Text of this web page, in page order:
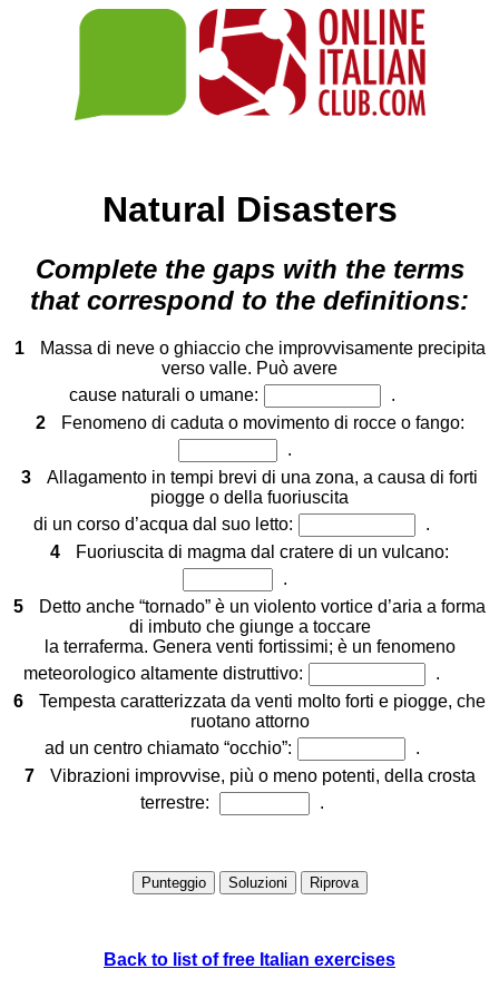
Natural Disasters
Complete the gaps with the terms
that correspond to the definitions:
1
Massa di neve o ghiaccio che improvvisamente precipita
verso valle. Può avere
cause naturali o umane:
.
2
Fenomeno di caduta o movimento di rocce o fango:
.
3
Allagamento in tempi brevi di una zona, a causa di forti
piogge o della fuoriuscita
di un corso d’acqua dal suo letto:
.
4
Fuoriuscita di magma dal cratere di un vulcano:
.
5
Detto anche “tornado” è un violento vortice d’aria a forma
di imbuto che giunge a toccare
la terraferma. Genera venti fortissimi; è un fenomeno
meteorologico altamente distruttivo:
.
6
Tempesta caratterizzata da venti molto forti e piogge, che
ruotano attorno
ad un centro chiamato “occhio”:
.
7
Vibrazioni improvvise, più o meno potenti, della crosta
terrestre:
.
Back to list of free Italian exercises